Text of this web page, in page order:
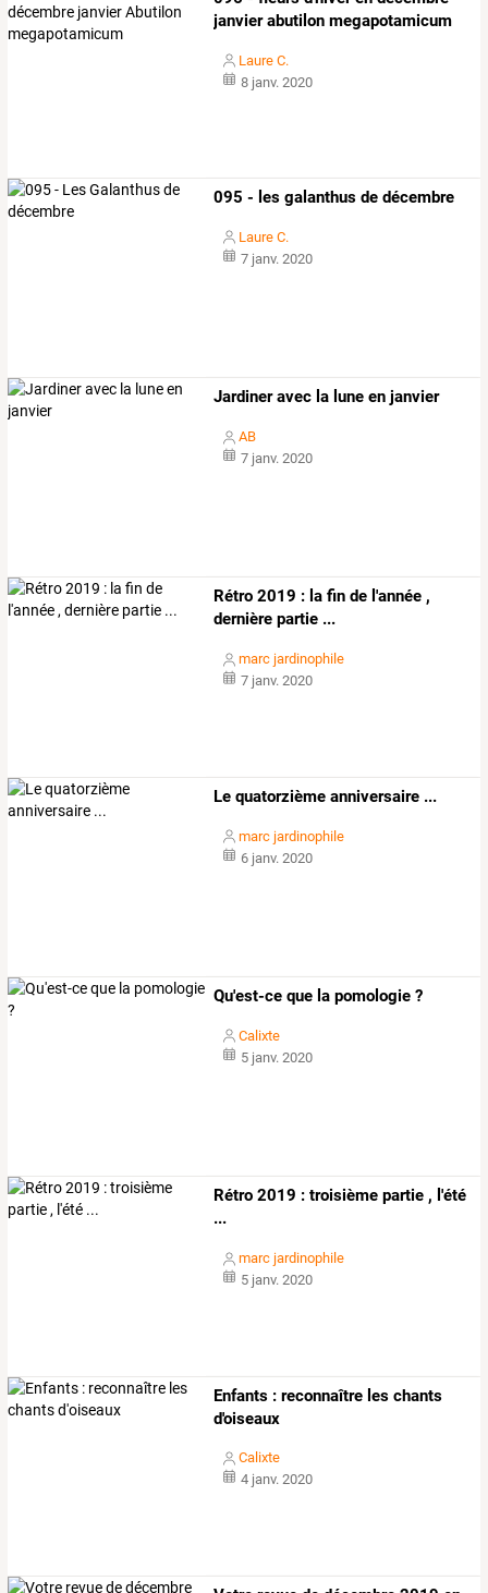
janvier abutilon megapotamicum
Laure C.
8 janv. 2020
095 - les galanthus de décembre
Laure C.
7 janv. 2020
Jardiner avec la lune en janvier
AB
7 janv. 2020
Rétro 2019 : la fin de l'année ,
dernière partie ...
marc jardinophile
7 janv. 2020
Le quatorzième anniversaire ...
marc jardinophile
6 janv. 2020
Qu'est-ce que la pomologie ?
Calixte
5 janv. 2020
Rétro 2019 : troisième partie , l'été
...
marc jardinophile
5 janv. 2020
Enfants : reconnaître les chants
d'oiseaux
Calixte
4 janv. 2020